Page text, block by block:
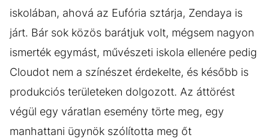
iskolában, ahová az Eufória sztárja, Zendaya is
járt. Bár sok közös barátjuk volt, mégsem nagyon
ismerték egymást, művészeti iskola ellenére pedig
Cloudot nem a színészet érdekelte, és később is
produkciós területeken dolgozott. Az áttörést
végül egy váratlan esemény törte meg, egy
manhattani ügynök szólította meg őt